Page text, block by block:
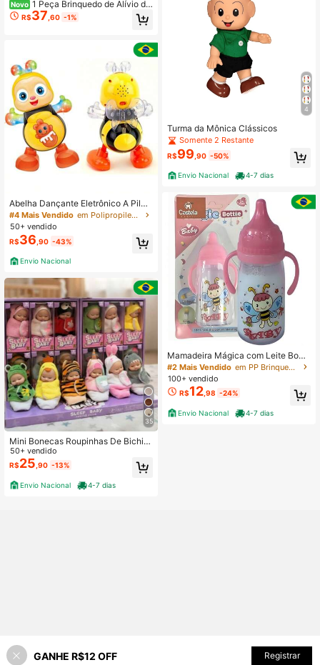
Novo 1 Peça Brinquedo de Alívio de
Estresse Trançado com Gradiente R
osa-Azul, Brinquedo de Apertar de
ançado de Gel de Cristal, Bola de E
stresse ASMR Super Macia com Re
bote Lento, Prêmio de Carnaval Esc
olar de Halloween, Presente de Ped
ido de Loja
R$37 ,60 -1%
Abelha Dançante Eletrônico A Pilha
Emite Som, Luz E Dança
#4 Mais Vendido
em Polipropileno Brinquedos de bonecas infantis
50+ vendido
R$36 ,90 -43%
Envio Nacional
35
Mini Bonecas Roupinhas De Bichin
ho - Kit de 6 Unidades ou individuai
s - Presente perfeito
50+ vendido
R$25 ,90 -13%
Envio Nacional 4-7 dias
4
Turma da Mônica Clássicos
Somente 2 Restante
R$99 ,90 -50%
Envio Nacional 4-7 dias
Mamadeira Mágica com Leite Bone
cas Brinquedo - Castela
#2 Mais Vendido
em PP Brinquedos de bonecas infantis
100+ vendido
R$12,98 -24%
Envio Nacional 4-7 dias
45% OFF! ADICIONAR AO CARRINHO
GANHE R$12 OFF Registrar